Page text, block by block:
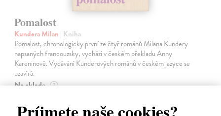
Pomalost
Kundera Milan | Kniha
Pomalost, chronologicky první ze čtyř románů Milana Kundery
napsaných francouzsky, vychází v českém překladu Anny
Kareninové. Vydávání Kunderových románů v českém jazyce se
uzavírá.
Na sklade ?
14,73 €